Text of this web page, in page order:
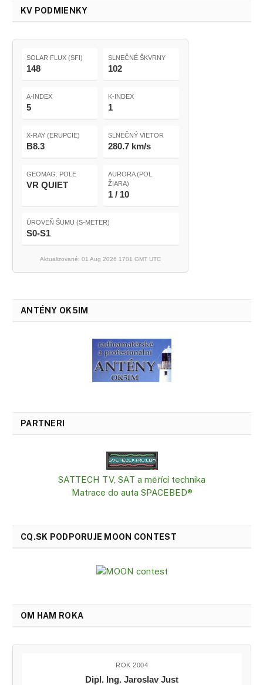
KV PODMIENKY
SOLAR FLUX (SFI)
148
SLNEČNÉ ŠKVRNY
102
A-INDEX
5
K-INDEX
1
X-RAY (ERUPCIE)
B8.3
SLNEČNÝ VIETOR
280.7 km/s
GEOMAG. POLE
VR QUIET
AURORA (POL.
ŽIARA)
1 / 10
ÚROVEŇ ŠUMU (S-METER)
S0-S1
Aktualizované: 01 Aug 2026 1701 GMT UTC
ANTÉNY OK5IM
PARTNERI
SATTECH TV, SAT a měřící technika
Matrace do auta SPACEBED®
CQ.SK PODPORUJE MOON CONTEST
OM HAM ROKA
ROK 2004
Dipl. Ing. Jaroslav Just